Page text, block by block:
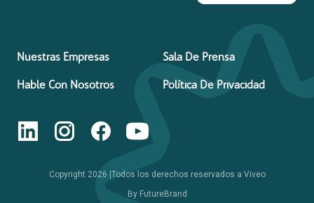
Nuestras Empresas Sala De Prensa
Hable Con Nosotros Política De Privacidad
Copyright 2026 Todos los derechos reservados a Viveo
By FutureBrand